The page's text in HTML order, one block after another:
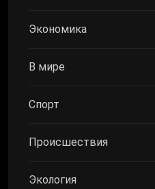
Экономика
В мире
Спорт
Происшествия
Экология